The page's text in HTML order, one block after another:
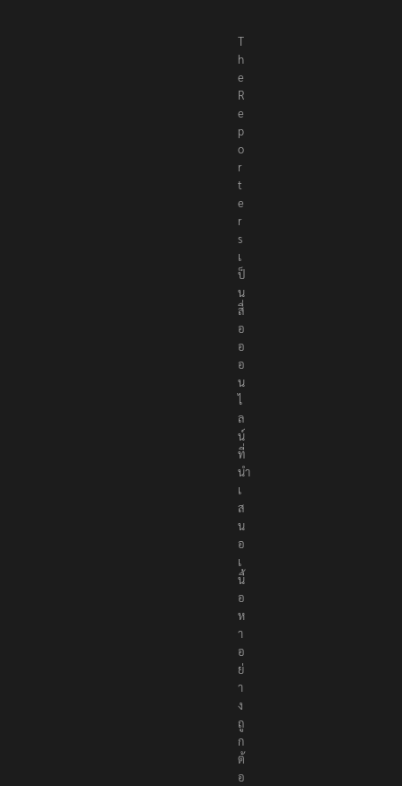
T
h
e
R
e
p
o
r
t
e
r
s
เ
ป็
น
สื่
อ
อ
อ
น
ไ
ล
น์
ที่
นำ
เ
ส
น
อ
เ
นื้
อ
ห
า
อ
ย่
า
ง
ถู
ก
ต้
อ